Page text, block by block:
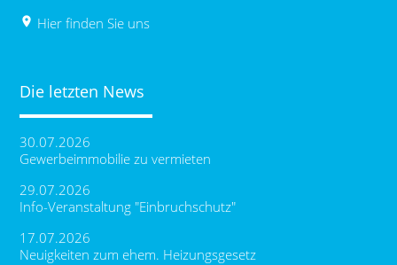
place Hier finden Sie uns
Die letzten News
30.07.2026
Gewerbeimmobilie zu vermieten
29.07.2026
Info-Veranstaltung "Einbruchschutz"
17.07.2026
Neuigkeiten zum ehem. Heizungsgesetz